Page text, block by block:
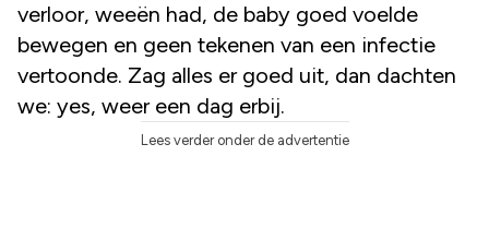
verloor, weeën had, de baby goed voelde
bewegen en geen tekenen van een infectie
vertoonde. Zag alles er goed uit, dan dachten
we: yes, weer een dag erbij.
Lees verder onder de advertentie